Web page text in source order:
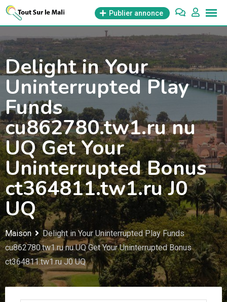
Aller
Publier annonce
Delight in Your
Uninterrupted Play
Funds
cu862780.tw1.ru nu
UQ Get Your
Uninterrupted Bonus
ct364811.tw1.ru J0
UQ
Maison
Delight in Your Uninterrupted Play Funds
cu862780.tw1.ru nu UQ Get Your Uninterrupted Bonus
ct364811.tw1.ru J0 UQ